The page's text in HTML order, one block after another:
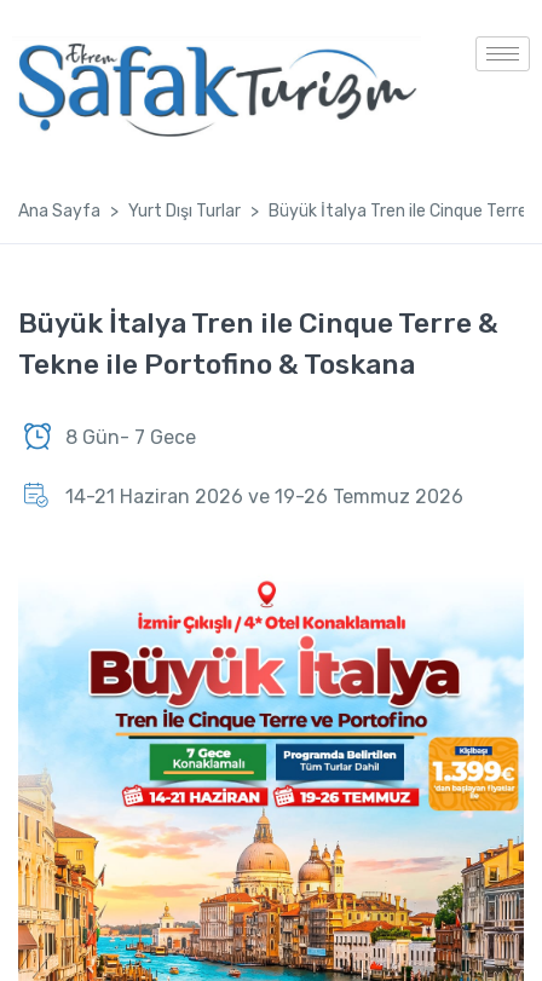
Ana Sayfa Yurt Dışı Turlar Büyük İtalya Tren ile Cinque Terre
Büyük İtalya Tren ile Cinque Terre &
Tekne ile Portofino & Toskana
8 Gün- 7 Gece
14-21 Haziran 2026 ve 19-26 Temmuz 2026